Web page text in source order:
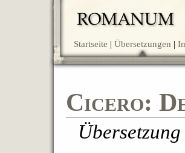
Startseite Übersetzungen
Cicero: